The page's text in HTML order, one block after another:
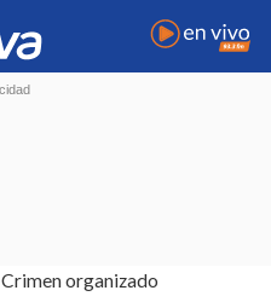
Crimen organizado